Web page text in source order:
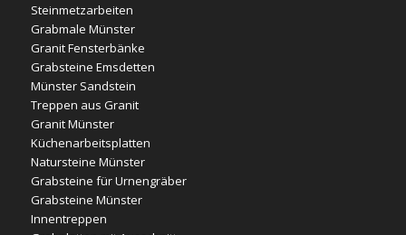
Steinmetzarbeiten
Grabmale Münster
Granit Fensterbänke
Grabsteine Emsdetten
Münster Sandstein
Treppen aus Granit
Granit Münster
Küchenarbeitsplatten
Natursteine Münster
Grabsteine für Urnengräber
Grabsteine Münster
Innentreppen